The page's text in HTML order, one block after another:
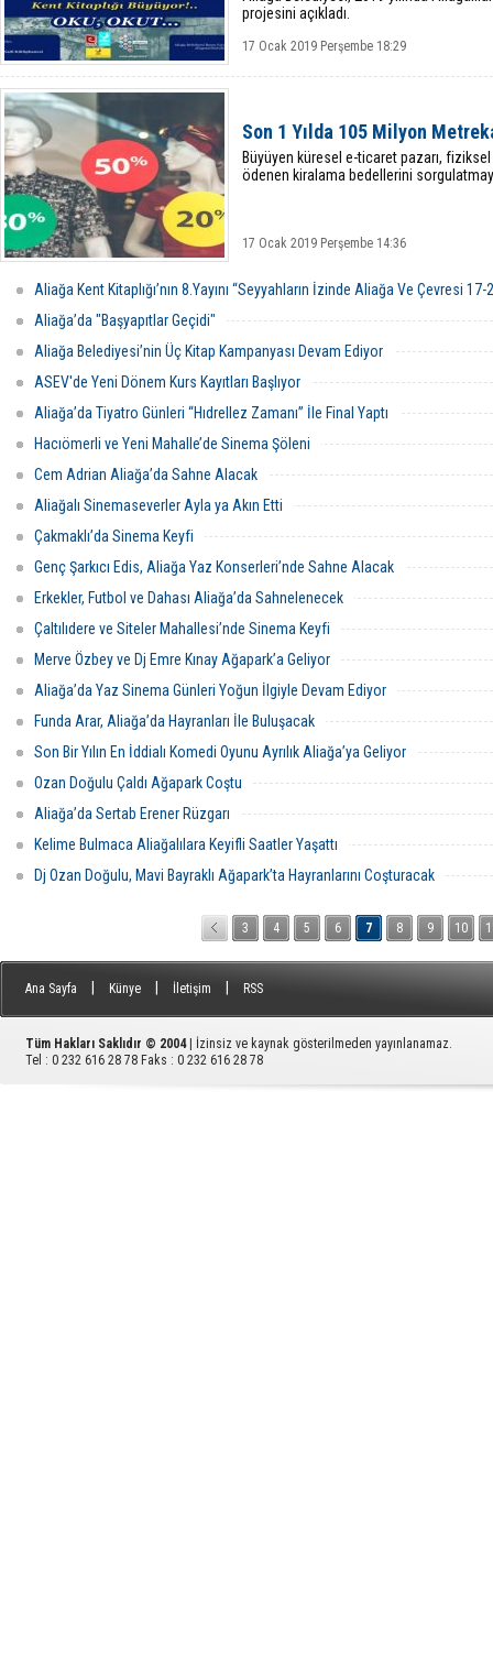
projesini açıkladı.
17 Ocak 2019 Perşembe 18:29
Son 1 Yılda 105 Milyon
Büyüyen küresel e-ticaret pazarı, fiziksel
ödenen kiralama bedellerini
17 Ocak 2019 Perşembe 14:36
Aliağa Kent Kitaplığı’nın 8.Yayını “Seyyahların İzinde Aliağa Ve Çevresi 17-
Aliağa’da "Başyapıtlar Geçidi"
Aliağa Belediyesi’nin Üç Kitap Kampanyası Devam Ediyor
ASEV'de Yeni Dönem Kurs Kayıtları Başlıyor
Aliağa’da Tiyatro Günleri “Hıdrellez Zamanı” İle Final Yaptı
Hacıömerli ve Yeni Mahalle’de Sinema Şöleni
Cem Adrian Aliağa’da Sahne Alacak
Aliağalı Sinemaseverler Ayla ya Akın Etti
Çakmaklı’da Sinema Keyfi
Genç Şarkıcı Edis, Aliağa Yaz Konserleri’nde Sahne Alacak
Erkekler, Futbol ve Dahası Aliağa’da Sahnelenecek
Çaltılıdere ve Siteler Mahallesi’nde Sinema Keyfi
Merve Özbey ve Dj Emre Kınay Ağapark’a Geliyor
Aliağa’da Yaz Sinema Günleri Yoğun İlgiyle Devam Ediyor
Funda Arar, Aliağa’da Hayranları İle Buluşacak
Son Bir Yılın En İddialı Komedi Oyunu Ayrılık Aliağa’ya Geliyor
Ozan Doğulu Çaldı Ağapark Coştu
Aliağa’da Sertab Erener Rüzgarı
Kelime Bulmaca Aliağalılara Keyifli Saatler Yaşattı
Dj Ozan Doğulu, Mavi Bayraklı Ağapark’ta Hayranlarını Coşturacak
3 4 5 6 7 8 9 10
Ana Sayfa Künye İletişim RSS
Tüm Hakları Saklıdır © 2004
| İzinsiz ve kaynak gösterilmeden yayınlanamaz.
Tel : 0 232 616 28 78 Faks : 0 232 616 28 78